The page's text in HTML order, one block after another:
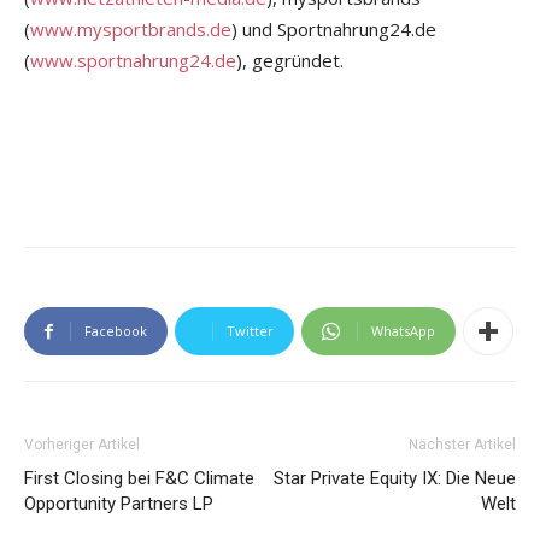
(www.mysportbrands.de) und Sportnahrung24.de
(www.sportnahrung24.de), gegründet.
Facebook Twitter WhatsApp
Vorheriger Artikel
First Closing bei F&C Climate
Opportunity Partners LP
Nächster Artikel
Star Private Equity IX: Die Neue
Welt